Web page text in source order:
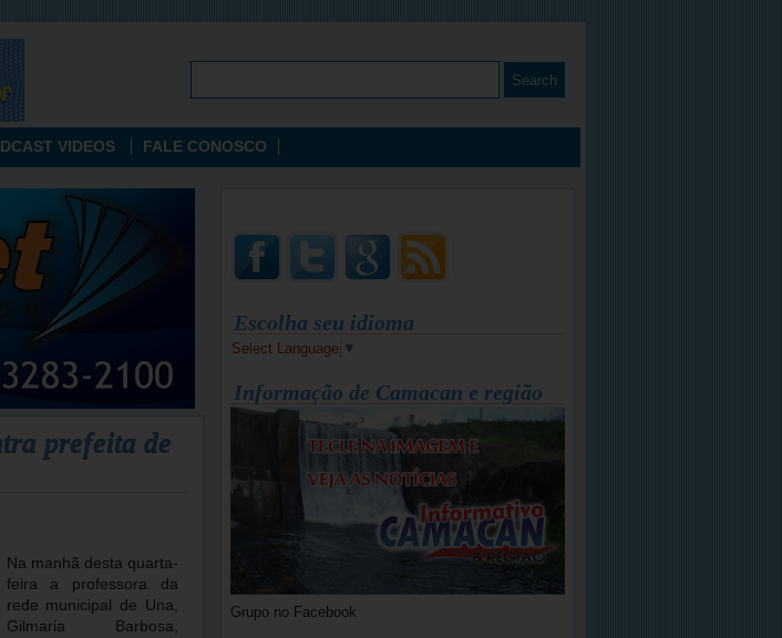
VIDEOS FALE CONOSCO
prefeita de
Na manhã desta quarta-
feira a professora da
rede municipal de Una,
Gilmaria Barbosa,
Escolha seu idioma
Select Language ▼
Informação de Camacan e região
Grupo no Facebook